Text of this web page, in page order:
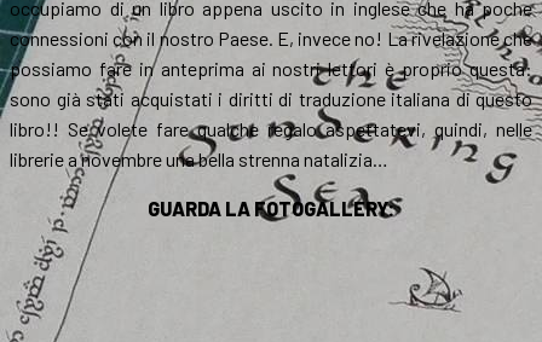
occupiamo di un libro appena uscito in inglese che ha poche
connessioni con il nostro Paese. E, invece no! La rivelazione che
possiamo fare in anteprima ai nostri lettori è proprio questa:
sono già stati acquistati i diritti di traduzione italiana di questo
libro!! Se volete fare qualche regalo aspettatevi, quindi, nelle
librerie a novembre una bella strenna natalizia…
GUARDA LA FOTOGALLERY: